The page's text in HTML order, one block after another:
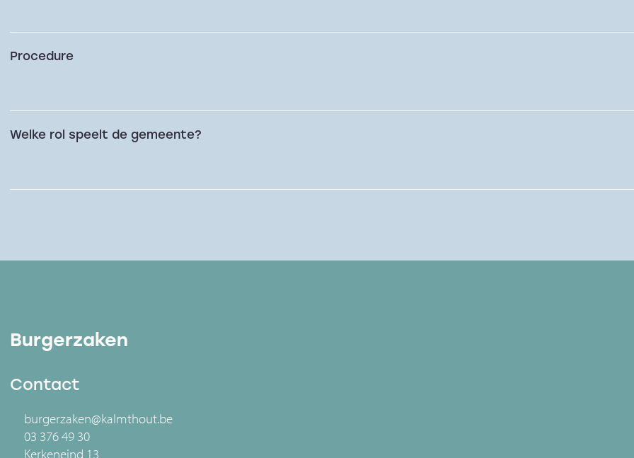
Procedure
Welke rol speelt de gemeente?
Burgerzaken
Contact
burgerzaken@kalmthout.be
03 376 49 30
Kerkeneind 13